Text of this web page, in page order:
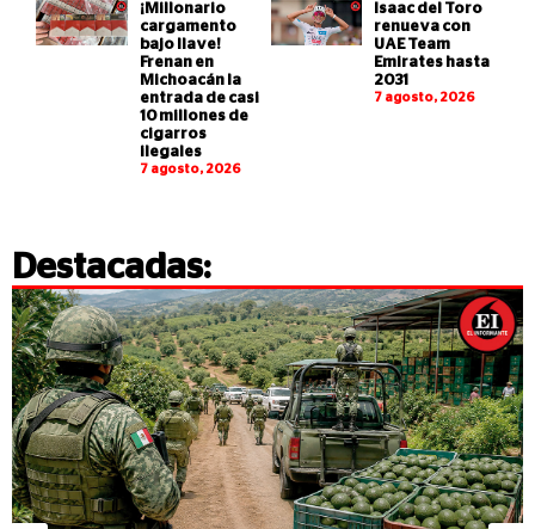
¡Millonario
cargamento
bajo llave!
Frenan en
Michoacán la
entrada de casi
10 millones de
cigarros
ilegales
7 agosto, 2026
Isaac del Toro
renueva con
UAE Team
Emirates hasta
2031
7 agosto, 2026
Destacadas: